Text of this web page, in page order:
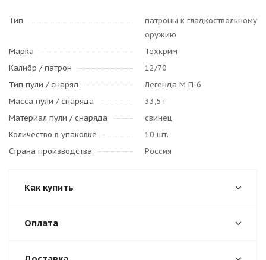
Тип
патроны к гладкоствольному
оружию
Марка
Техкрим
Калибр / патрон
12/70
Тип пули / cнаряд
Легенда М П-6
Масса пули / снаряда
33,5 г
Материал пули / снаряда
свинец
Количество в упаковке
10 шт.
Страна производства
Россия
Как купить
Оплата